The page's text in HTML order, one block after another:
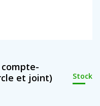
et joint)
Stock